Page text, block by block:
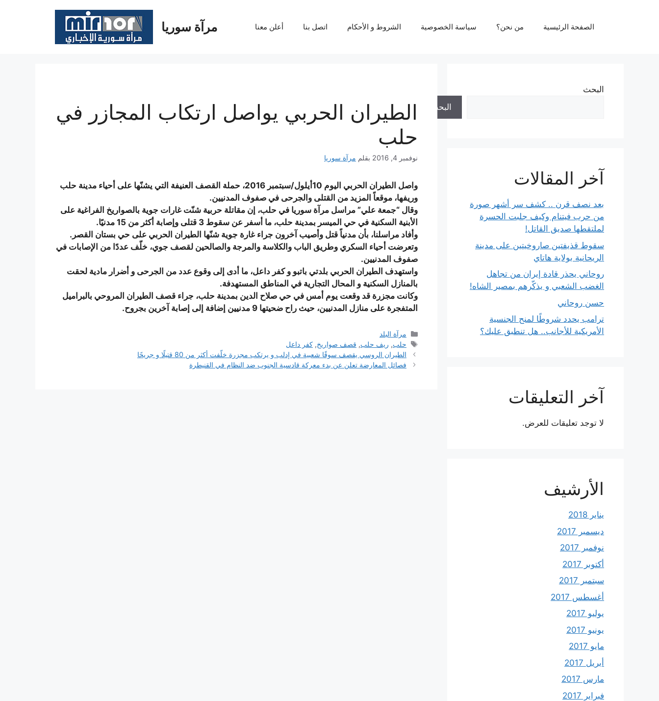
مرآة سوريا الصفحة الرئيسية من نحن؟ سياسة الخصوصية الشروط و الأحكام اتصل بنا أعلن معنا
الطيران الحربي يواصل ارتكاب المجازر في
حلب
نوفمبر 4, 2016 بقلم مرآة سوريا
واصل الطيران الحربي اليوم 10أيلول/سبتمبر 2016، حملة القصف العنيفة التي يشنّها على أحياء مدينة حلب
وريفها، موقعاً المزيد من القتلى والجرحى في صفوف المدنيين.
وقال “جمعة علي” مراسل مرآة سوريا في حلب، إن مقاتلة حربية شنّت غارات جوية بالصواريخ الفراغية على
الأبنية السكنية في حي الميسر بمدينة حلب، ما أسفر عن سقوط 3 قتلى وإصابة أكثر من 15 مدنيًا.
وأفاد مراسلنا، بأن مدنياً قتل وأصيب آخرون جراء غارة جوية شنّها الطيران الحربي على حي بستان القصر.
وتعرضت أحياء السكري وطريق الباب والكلاسة والمرجة والصالحين لقصف جوي، خلّف عددًا من الإصابات في
صفوف المدنيين.
واستهدف الطيران الحربي بلدتي باتبو و كفر داعل، ما أدى إلى وقوع عدد من الجرحى و أضرار مادية لحقت
بالمنازل السكنية و المحال التجارية في المناطق المستهدفة.
وكانت مجزرة قد وقعت يوم أمس في حي صلاح الدين بمدينة حلب، جراء قصف الطيران المروحي بالبراميل
المتفجرة على منازل المدنيين، حيث راح ضحيتها 9 مدنيين إضافة إلى إصابة آخرين بجروح.
التصنيفات
مرآة البلد
الوسوم
حلب, ريف حلب, قصف صواريخ,كفر داعل
الطيران الروسي يقصف سوقًا شعبية في إدلب و يرتكب مجزرة خلّفت أكثر من 80 قتيلًا و جريحًا
فصائل المعارضة تعلن عن بدء معركة قادسية الجنوب ضد النظام في القنيطرة
البحث
البحث
آخر المقالات
بعد نصف قرن .. كشف سر أشهر صورة
من حرب فيتنام وكيف جلبت الحسرة
لملتقطها صديق القاتل!
سقوط قذيفتين صاروخيتين على مدينة
الريحانية بولاية هاتاي
روحاني يحذر قادة إيران من تجاهل
الغضب الشعبي و يذكّرهم بمصير الشاه!
حسن روحاني
ترامب يحدد شروطًا لمنح الجنسية
الأمريكية للأجانب.. هل تنطبق عليك؟
آخر التعليقات
لا توجد تعليقات للعرض.
الأرشيف
يناير 2018
ديسمبر 2017
نوفمبر 2017
أكتوبر 2017
سبتمبر 2017
أغسطس 2017
يوليو 2017
يونيو 2017
مايو 2017
أبريل 2017
مارس 2017
فبراير 2017